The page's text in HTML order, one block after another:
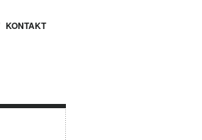
KONTAKT